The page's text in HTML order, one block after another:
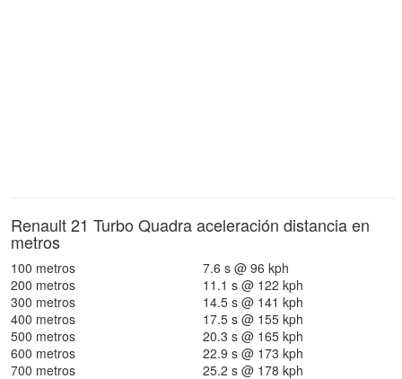
Renault 21 Turbo Quadra aceleración distancia en
metros
100 metros
7.6 s @ 96 kph
200 metros
11.1 s @ 122 kph
300 metros
14.5 s @ 141 kph
400 metros
17.5 s @ 155 kph
500 metros
20.3 s @ 165 kph
600 metros
22.9 s @ 173 kph
700 metros
25.2 s @ 178 kph